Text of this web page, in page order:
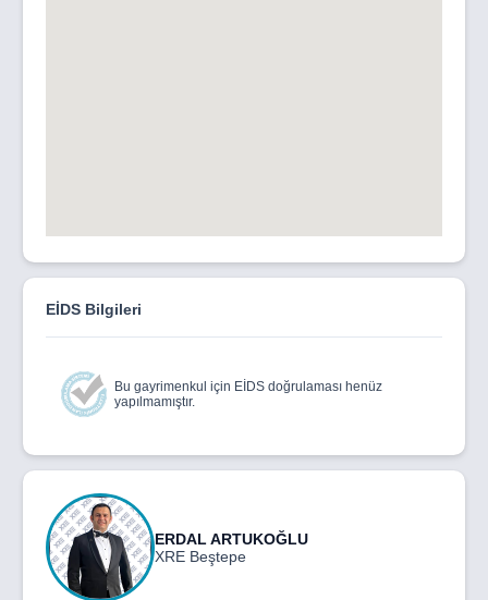
EİDS Bilgileri
Bu gayrimenkul için EİDS doğrulaması henüz
yapılmamıştır.
ERDAL ARTUKOĞLU
XRE Beştepe